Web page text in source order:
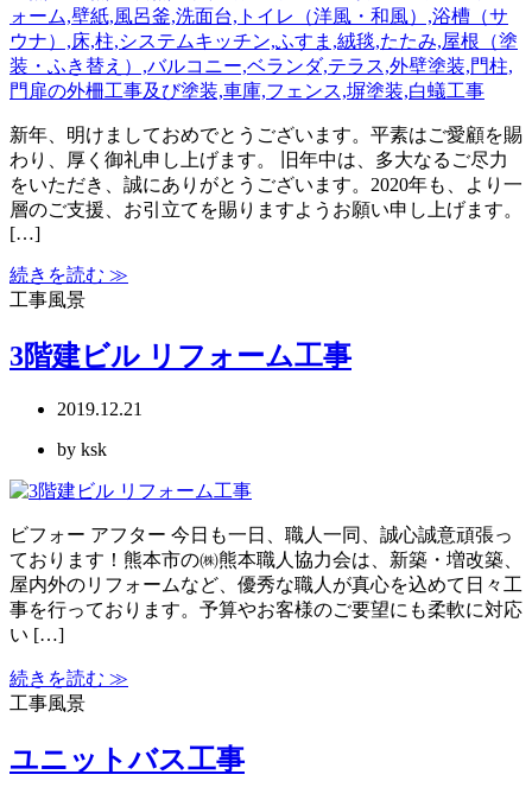
新年、明けましておめでとうございます。平素はご愛顧を賜
わり、厚く御礼申し上げます。 旧年中は、多大なるご尽力
をいただき、誠にありがとうございます。2020年も、より一
層のご支援、お引立てを賜りますようお願い申し上げます。
[…]
続きを読む ≫
工事風景
3階建ビル リフォーム工事
2019.12.21
by ksk
ビフォー アフター 今日も一日、職人一同、誠心誠意頑張っ
ております！熊本市の㈱熊本職人協力会は、新築・増改築、
屋内外のリフォームなど、優秀な職人が真心を込めて日々工
事を行っております。予算やお客様のご要望にも柔軟に対応
い […]
続きを読む ≫
工事風景
ユニットバス工事